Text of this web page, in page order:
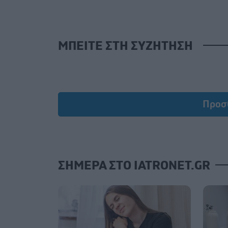
ΜΠΕΙΤΕ ΣΤΗ ΣΥΖΗΤΗΣΗ
ΣΗΜΕΡΑ ΣΤΟ IATRONET.GR